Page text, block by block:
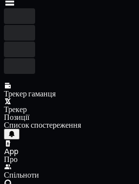
Трекер гаманця
Трекер
Позиції
Список спостереження
App
Про
Спільноти